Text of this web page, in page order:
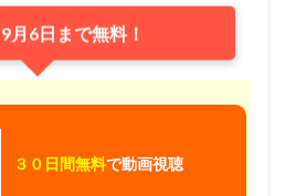
月6日まで無料！
３０日間無料で動画視聴